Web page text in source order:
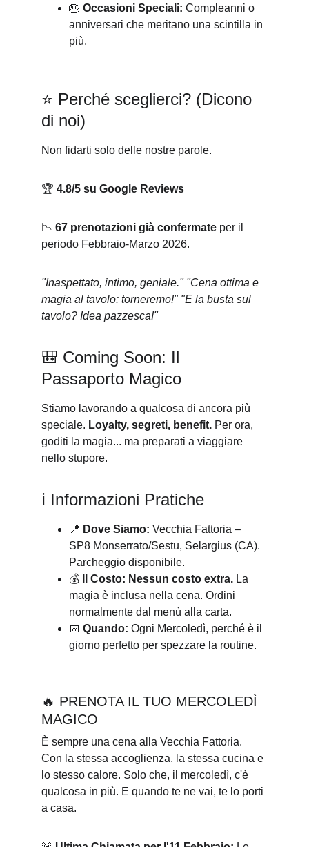
🎂 Occasioni Speciali: Compleanni o
anniversari che meritano una scintilla in
più.
⭐ Perché sceglierci? (Dicono
di noi)
Non fidarti solo delle nostre parole.
🏆 4.8/5 su Google Reviews
📉 67 prenotazioni già confermate per il
periodo Febbraio-Marzo 2026.
"Inaspettato, intimo, geniale." "Cena ottima e
magia al tavolo: torneremo!" "E la busta sul
tavolo? Idea pazzesca!"
🎒 Coming Soon: Il
Passaporto Magico
Stiamo lavorando a qualcosa di ancora più
speciale. Loyalty, segreti, benefit. Per ora,
goditi la magia... ma preparati a viaggiare
nello stupore.
ℹ️ Informazioni Pratiche
📍 Dove Siamo: Vecchia Fattoria –
SP8 Monserrato/Sestu, Selargius (CA).
Parcheggio disponibile.
💰
Il Costo: Nessun costo extra. La
magia è inclusa nella cena. Ordini
normalmente dal menù alla carta.
📅 Quando: Ogni Mercoledì, perché è il
giorno perfetto per spezzare la routine.
🔥 PRENOTA IL TUO MERCOLEDÌ
MAGICO
È sempre una cena alla Vecchia Fattoria.
Con la stessa accoglienza, la stessa cucina e
lo stesso calore. Solo che, il mercoledì, c'è
qualcosa in più. E quando te ne vai, te lo porti
a casa.